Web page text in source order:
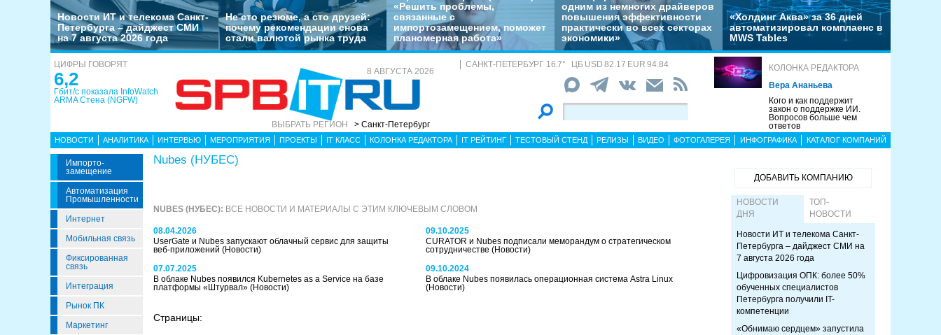
Новости ИТ и телекома Санкт-
Петербурга – дайджест СМИ
на 7 августа 2026 года
Не сто резюме, а сто друзей:
почему рекомендации снова
стали валютой рынка труда
«Решить проблемы,
связанные с
импортозамещением, поможет
планомерная работа»
одним из немногих драйверов
повышения эффективности
практически во всех секторах
экономики»
«Холдинг Аква» за 36 дней
автоматизировал комплаенс в
MWS Tables
ЦИФРЫ ГОВОРЯТ
6,2
Гбит/с показала InfoWatch
ARMA Стена (NGFW)
8 АВГУСТА 2026
ВЫБРАТЬ РЕГИОН > Санкт-Петербург
САНКТ-ПЕТЕРБУРГ 16.7° ЦБ USD 82.17 EUR 94.84
КОЛОНКА РЕДАКТОРА
Вера Ананьева
Кого и как поддержит
закон о поддержке ИИ.
Вопросов больше чем
ответов
НОВОСТИ АНАЛИТИКА ИНТЕРВЬЮ МЕРОПРИЯТИЯ ПРОЕКТЫ IT КЛАСС КОЛОНКА РЕДАКТОРА IT РЕЙТИНГ ТЕСТОВЫЙ СТЕНД РЕЛИЗЫ ВИДЕО ФОТОГАЛЕРЕЯ ИНФОГРАФИКА КАТАЛОГ КОМПАНИЙ
Импорто­
Замещение
Автоматизация
Промышленности
Интернет
Мобильная связь
Фиксированная
связь
Интеграция
Рынок ПК
Маркетинг
Nubes (НУБЕС)
NUBES (НУБЕС): ВСЕ НОВОСТИ И МАТЕРИАЛЫ С ЭТИМ КЛЮЧЕВЫМ СЛОВОМ
08.04.2026
UserGate и Nubes запускают облачный сервис для защиты
веб‑приложений (Новости)
09.10.2025
CURATOR и Nubes подписали меморандум о стратегическом
сотрудничестве (Новости)
07.07.2025
В облаке Nubes появился Kubernetes as a Service на базе
платформы «Штурвал» (Новости)
09.10.2024
В облаке Nubes появилась операционная система Astra Linux
(Новости)
Страницы:
ДОБАВИТЬ КОМПАНИЮ
НОВОСТИ
ДНЯ
ТОП-
НОВОСТИ
Новости ИТ и телекома Санкт-
Петербурга – дайджест СМИ на
7 августа 2026 года
Цифровизация ОПК: более 50%
обученных специалистов
Петербурга получили IT-
компетенции
«Обнимаю сердцем» запустила